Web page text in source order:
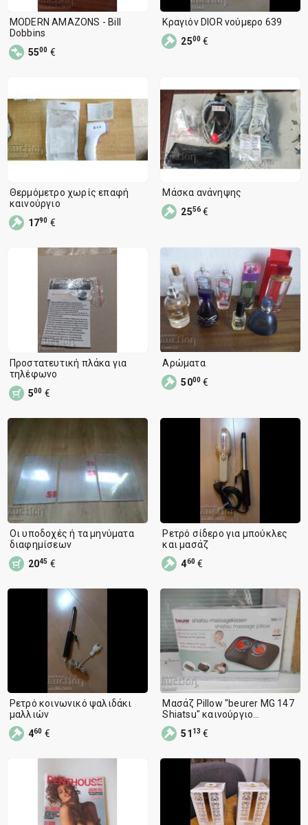
MODERN AMAZONS - Bill
Dobbins
5500 €
Κραγιόν DIOR νούμερο 639
2500 €
Θερμόμετρο χωρίς επαφή
καινούργιο
1790 €
Μάσκα ανάνηψης
2556 €
Προστατευτική πλάκα για
τηλέφωνο
500 €
Αρώματα
5000 €
Οι υποδοχές ή τα μηνύματα
διαφημίσεων
2045 €
Ρετρό σίδερο για μπούκλες
και μασάζ
460 €
Ρετρό κοινωνικό ψαλιδάκι
μαλλιών
460 €
Μασάζ Pillow "beurer MG 147
Shiatsu" καινούργιο
λειτουργικό
51 13 €